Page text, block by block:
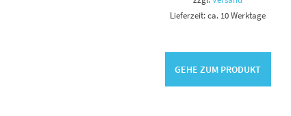
Lieferzeit: ca. 10 Werktage
GEHE ZUM PRODUKT